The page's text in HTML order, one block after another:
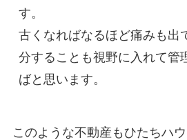
す。
古くなればなるほど痛みも出
分することも視野に入れて管
ばと思います。
このような不動産もひたちハ